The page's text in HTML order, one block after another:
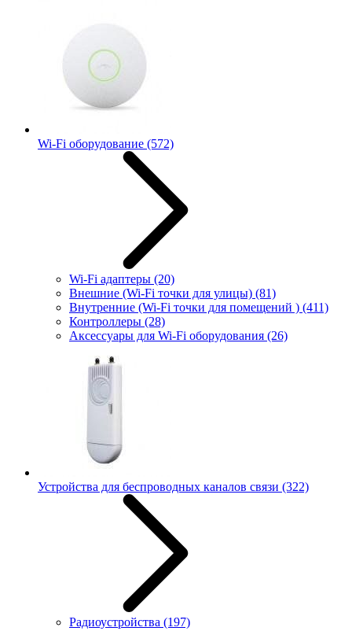
Wi-Fi оборудование (572)
Wi-Fi адаптеры (20)
Внешние (Wi-Fi точки для улицы) (81)
Внутренние (Wi-Fi точки для помещений ) (411)
Контроллеры (28)
Аксессуары для Wi-Fi оборудования (26)
Устройства для беспроводных каналов связи (322)
Радиоустройства (197)